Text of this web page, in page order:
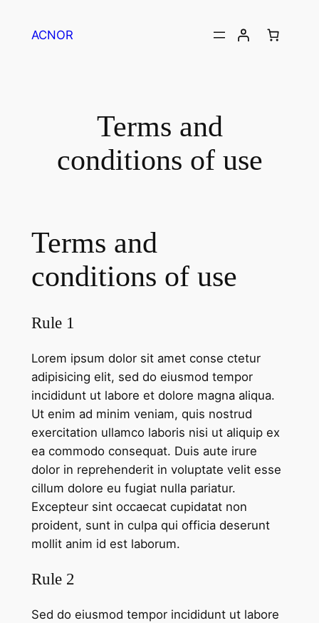
ACNOR
Terms and
conditions of use
Terms and
conditions of use
Rule 1
Lorem ipsum dolor sit amet conse ctetur
adipisicing elit, sed do eiusmod tempor
incididunt ut labore et dolore magna aliqua.
Ut enim ad minim veniam, quis nostrud
exercitation ullamco laboris nisi ut aliquip ex
ea commodo consequat. Duis aute irure
dolor in reprehenderit in voluptate velit esse
cillum dolore eu fugiat nulla pariatur.
Excepteur sint occaecat cupidatat non
proident, sunt in culpa qui officia deserunt
mollit anim id est laborum.
Rule 2
Sed do eiusmod tempor incididunt ut labore